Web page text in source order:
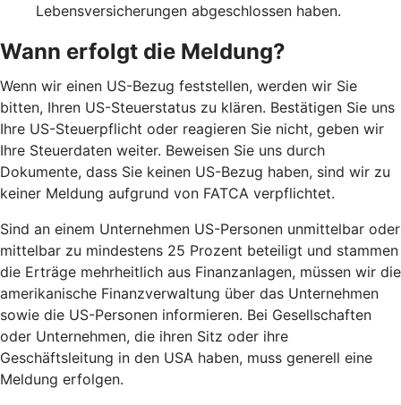
Lebensversicherungen abgeschlossen haben.
Wann erfolgt die Meldung?
Wenn wir einen US-Bezug feststellen, werden wir Sie
bitten, Ihren US-Steuerstatus zu klären. Bestätigen Sie uns
Ihre US-Steuerpflicht oder reagieren Sie nicht, geben wir
Ihre Steuerdaten weiter. Beweisen Sie uns durch
Dokumente, dass Sie keinen US-Bezug haben, sind wir zu
keiner Meldung aufgrund von FATCA verpflichtet.
Sind an einem Unternehmen US-Personen unmittelbar oder
mittelbar zu mindestens 25 Prozent beteiligt und stammen
die Erträge mehrheitlich aus Finanzanlagen, müssen wir die
amerikanische Finanzverwaltung über das Unternehmen
sowie die US-Personen informieren. Bei Gesellschaften
oder Unternehmen, die ihren Sitz oder ihre
Geschäftsleitung in den USA haben, muss generell eine
Meldung erfolgen.